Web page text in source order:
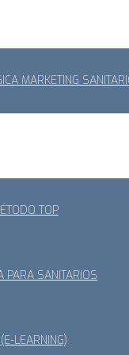
MARKETING
TOP
PARA SANITARIOS
LEARNING)